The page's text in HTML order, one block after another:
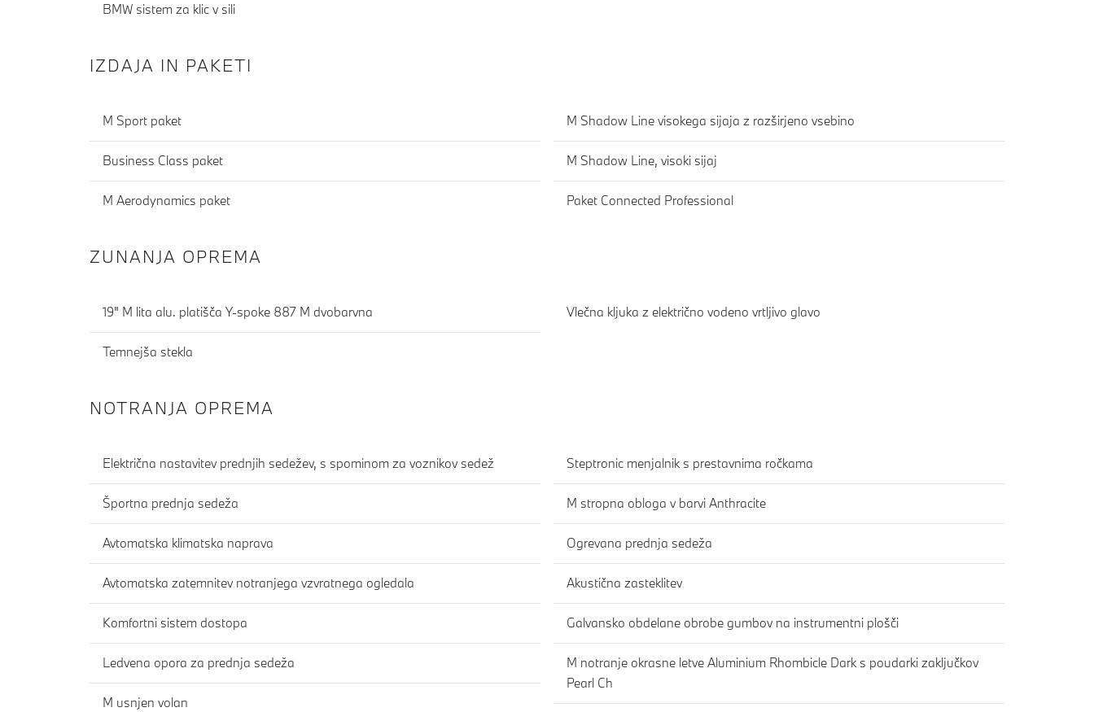
BMW sistem za klic v sili
IZDAJA IN PAKETI
M Sport paket
Business Class paket
M Aerodynamics paket
M Shadow Line visokega sijaja z razširjeno vsebino
M Shadow Line, visoki sijaj
Paket Connected Professional
ZUNANJA OPREMA
19" M lita alu. platišča Y-spoke 887 M dvobarvna
Temnejša stekla
Vlečna kljuka z električno vodeno vrtljivo glavo
NOTRANJA OPREMA
Električna nastavitev prednjih sedežev, s spominom za voznikov sedež
Športna prednja sedeža
Avtomatska klimatska naprava
Avtomatska zatemnitev notranjega vzvratnega ogledala
Komfortni sistem dostopa
Ledvena opora za prednja sedeža
M usnjen volan
Steptronic menjalnik s prestavnima ročkama
M stropna obloga v barvi Anthracite
Ogrevana prednja sedeža
Akustična zasteklitev
Galvansko obdelane obrobe gumbov na instrumentni plošči
M notranje okrasne letve Aluminium Rhombicle Dark s poudarki zaključkov
Pearl Ch